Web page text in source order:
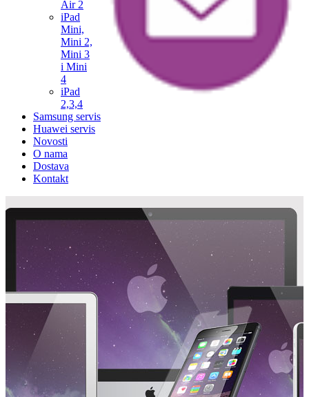
Air 2
iPad
Mini,
Mini 2,
Mini 3
i Mini
4
iPad
2,3,4
Samsung servis
Huawei servis
Novosti
O nama
Dostava
Kontakt